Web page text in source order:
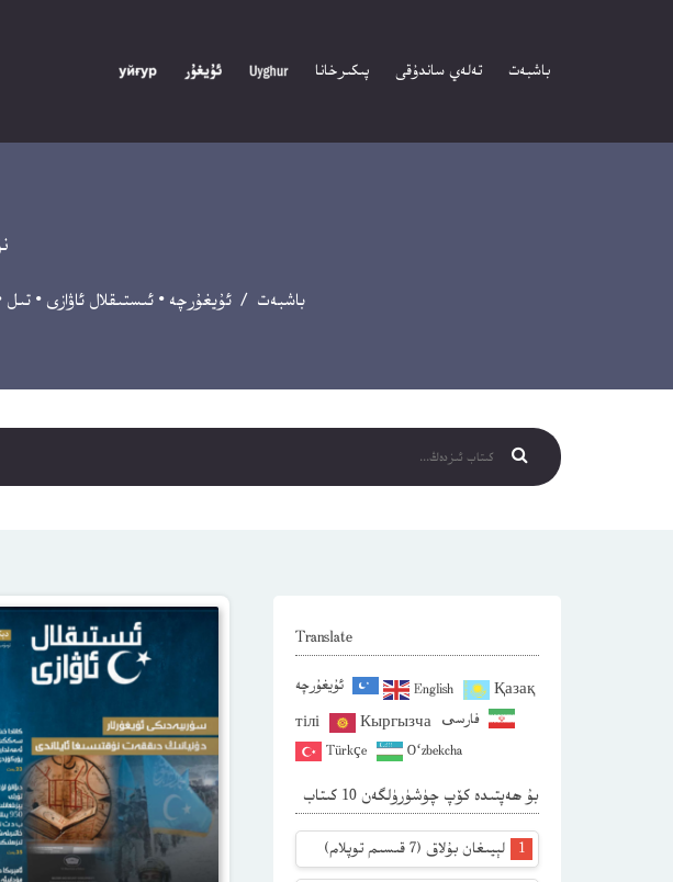
باشبەت تەلەي ساندۇقى پىكىرخانا
باشبەت /ئۇيغۇرچە •ئىستىقلال ئاۋازى •تىل
Translate
ئۇيغۇرچە English
Қазақ
тілі
Кыргызча فارسی
Türkçe
O‘zbekcha
بۇ ھەپتىدە كۆپ چۈشۈرۈلگەن 10 كىتاب
لېيىغان بۇلاق (7 قىسىم توپلام)